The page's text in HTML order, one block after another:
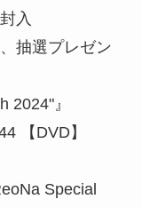
入
抽選プレゼン
2024"』
【DVD】
Special